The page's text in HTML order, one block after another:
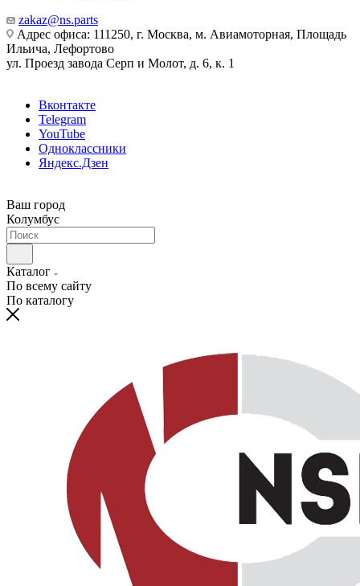
zakaz@ns.parts
Адрес офиса: 111250, г. Москва, м. Авиамоторная, Площадь
Ильича, Лефортово
ул. Проезд завода Серп и Молот, д. 6, к. 1
Вконтакте
Telegram
YouTube
Одноклассники
Яндекс.Дзен
Ваш город
Колумбус
Каталог
По всему сайту
По каталогу